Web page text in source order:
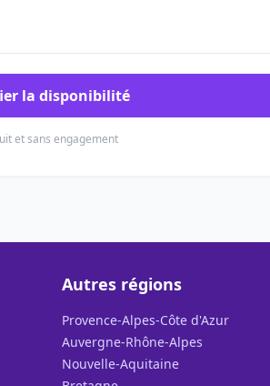
la disponibilité
et sans engagement
Autres régions
Provence-Alpes-Côte d'Azur
Auvergne-Rhône-Alpes
Nouvelle-Aquitaine